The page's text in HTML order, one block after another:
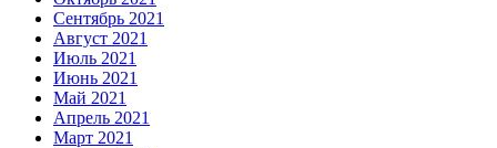
Сентябрь 2021
Август 2021
Июль 2021
Июнь 2021
Май 2021
Апрель 2021
Март 2021